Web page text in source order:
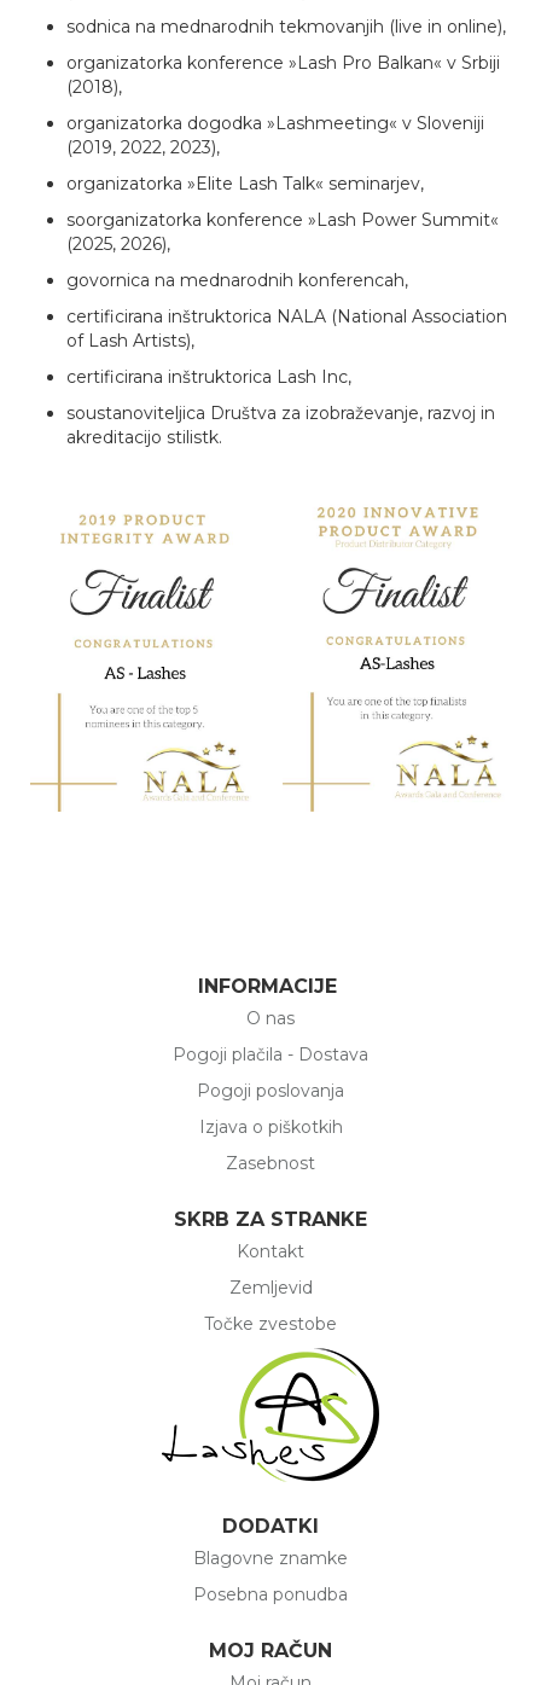
sodnica na mednarodnih tekmovanjih (live in online),
organizatorka konference »Lash Pro Balkan« v Srbiji
(2018),
organizatorka dogodka »Lashmeeting« v Sloveniji
(2019, 2022, 2023),
organizatorka »Elite Lash Talk« seminarjev,
soorganizatorka konference »Lash Power Summit«
(2025, 2026),
govornica na mednarodnih konferencah,
certificirana inštruktorica NALA (National Association
of Lash Artists),
certificirana inštruktorica Lash Inc,
soustanoviteljica Društva za izobraževanje, razvoj in
akreditacijo stilistk.
INFORMACIJE
O nas
Pogoji plačila - Dostava
Pogoji poslovanja
Izjava o piškotkih
Zasebnost
SKRB ZA STRANKE
Kontakt
Zemljevid
Točke zvestobe
DODATKI
Blagovne znamke
Posebna ponudba
MOJ RAČUN